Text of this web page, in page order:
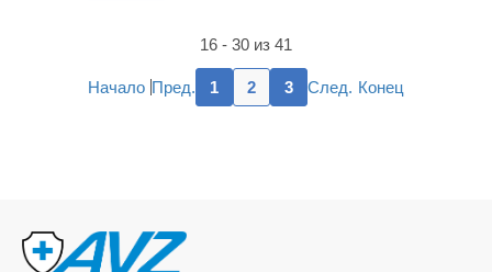
16 - 30 из 41
Начало Пред. 1 2 3 След. Конец